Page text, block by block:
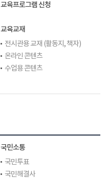
교육프로그램 신청
교육교재
전시관용 교재 (활동지, 책자)
온라인 콘텐츠
수업용 콘텐츠
국민소통
국민투표
국민해결사